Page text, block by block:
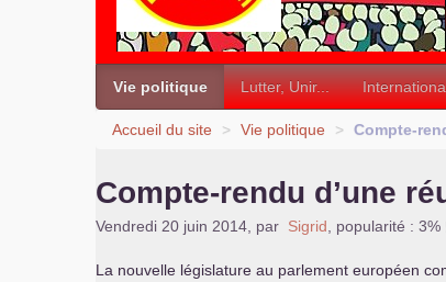
»
Vie politique Lutter, Unir...
Accueil du site > Vie politique > Compte-
Compte-rendu d’une
Vendredi 20 juin 2014 par Sigrid popularité : 3%
La nouvelle législature au parlement européen